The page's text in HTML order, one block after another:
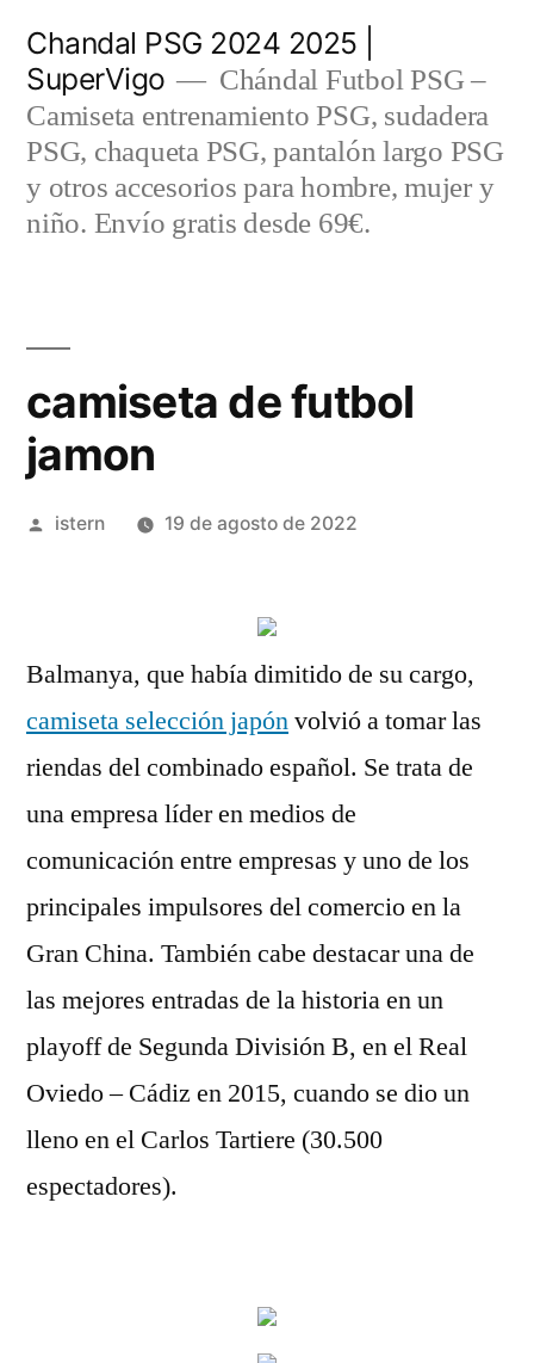
contenido
Chandal PSG 2024 2025 |
SuperVigo
Chándal Futbol PSG –
Camiseta entrenamiento PSG, sudadera
PSG, chaqueta PSG, pantalón largo PSG
y otros accesorios para hombre, mujer y
niño. Envío gratis desde 69€.
camiseta de futbol
jamon
Publicado
istern 19 de agosto de 2022
Balmanya, que había dimitido de su cargo,
camiseta selección japónvolvió a tomar las
riendas del combinado español. Se trata de
una empresa líder en medios de
comunicación entre empresas y uno de los
principales impulsores del comercio en la
Gran China. También cabe destacar una de
las mejores entradas de la historia en un
playoff de Segunda División B, en el Real
Oviedo – Cádiz en 2015, cuando se dio un
lleno en el Carlos Tartiere (30.500
espectadores).